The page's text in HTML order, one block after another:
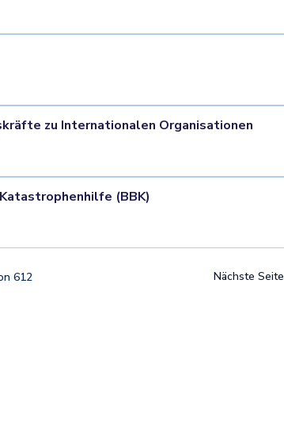
zu Internationalen Organisationen
(BBK)
612 Nächste Seite